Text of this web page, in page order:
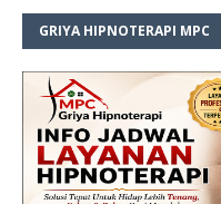
GRIYA HIPNOTERAPI MPC